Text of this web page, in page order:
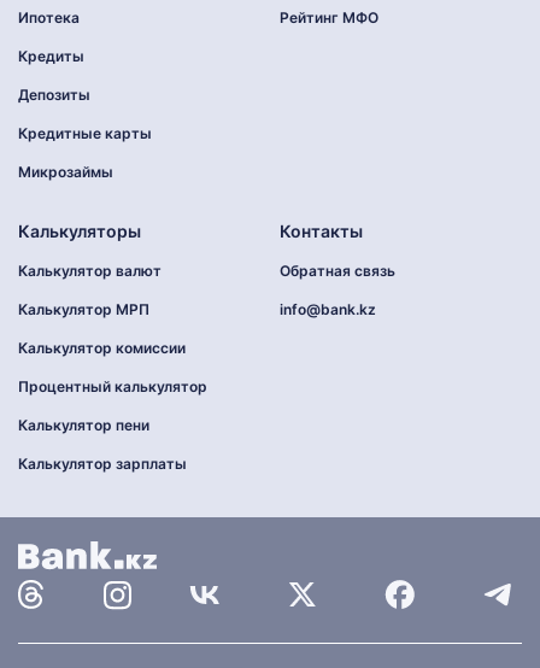
Ипотека
Кредиты
Депозиты
Кредитные карты
Микрозаймы
Рейтинг МФО
Калькуляторы
Калькулятор валют
Калькулятор МРП
Калькулятор комиссии
Процентный калькулятор
Калькулятор пени
Калькулятор зарплаты
Контакты
Обратная связь
info@bank.kz